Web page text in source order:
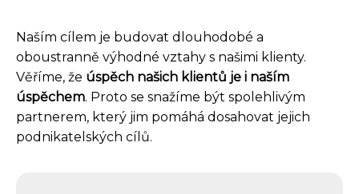
Naším cílem je budovat dlouhodobé a
oboustranně výhodné vztahy s našimi klienty.
Věříme, že úspěch našich klientů je i naším
úspěchem. Proto se snažíme být spolehlivým
partnerem, který jim pomáhá dosahovat jejich
podnikatelských cílů.